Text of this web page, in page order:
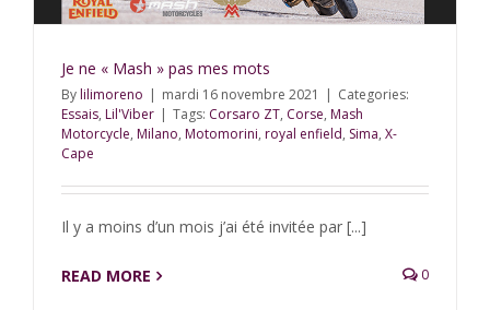
Je ne « Mash » pas mes mots
Bylilimoreno | mardi 16 novembre 2021 | Categories:
Essais, Lil'Viber | Tags: Corsaro ZT, Corse, Mash
Motorcycle, Milano, Motomorini, royal enfield, Sima, X-
Cape
Il y a moins d’un mois j’ai été invitée par [...]
READ MORE 0